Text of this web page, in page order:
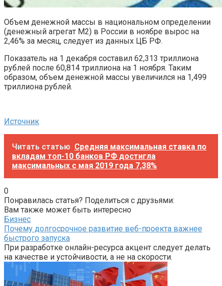
Объем денежной массы в национальном определении
(денежный агрегат М2) в России в ноябре вырос на
2,46% за месяц, следует из данных ЦБ РФ.
Показатель на 1 декабря составил 62,313 триллиона
рублей после 60,814 триллиона на 1 ноября. Таким
образом, объем денежной массы увеличился на 1,499
триллиона рублей.
Источник
Читать статью Средняя максимальная ставка по
вкладам топ-10 банков РФ достигла
максимальных с мая 2019 года 7,38%
0
Понравилась статья? Поделиться с друзьями:
Вам также может быть интересно
Бизнес
Почему долгосрочное развитие веб-проекта важнее
быстрого запуска
При разработке онлайн-ресурса акцент следует делать
на качестве и устойчивости, а не на скорости.